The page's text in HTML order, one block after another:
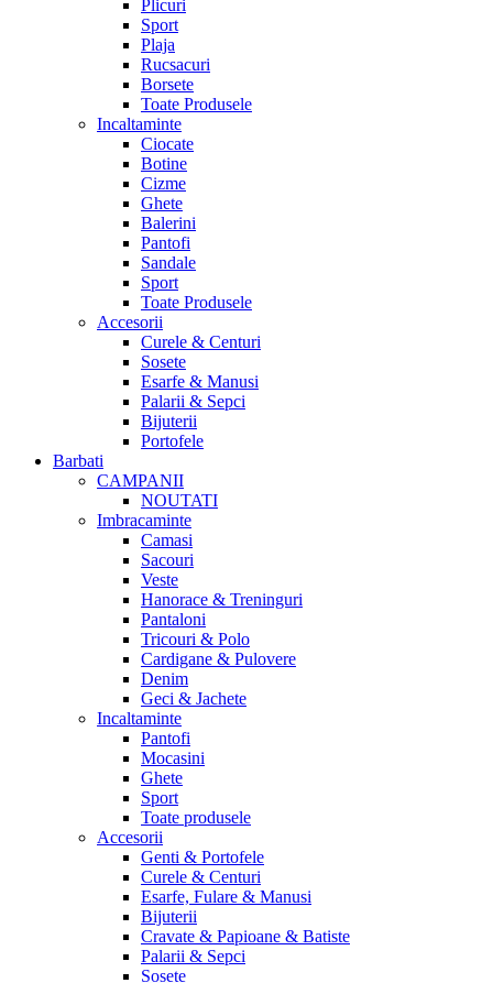
Plicuri
Sport
Plaja
Rucsacuri
Borsete
Toate Produsele
Incaltaminte
Ciocate
Botine
Cizme
Ghete
Balerini
Pantofi
Sandale
Sport
Toate Produsele
Accesorii
Curele & Centuri
Sosete
Esarfe & Manusi
Palarii & Sepci
Bijuterii
Portofele
Barbati
CAMPANII
NOUTATI
Imbracaminte
Camasi
Sacouri
Veste
Hanorace & Treninguri
Pantaloni
Tricouri & Polo
Cardigane & Pulovere
Denim
Geci & Jachete
Incaltaminte
Pantofi
Mocasini
Ghete
Sport
Toate produsele
Accesorii
Genti & Portofele
Curele & Centuri
Esarfe, Fulare & Manusi
Bijuterii
Cravate & Papioane & Batiste
Palarii & Sepci
Sosete